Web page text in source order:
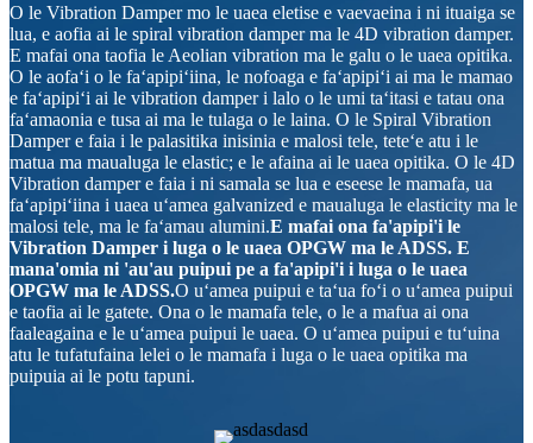
O le Vibration Damper mo le uaea eletise e vaevaeina i ni ituaiga se
lua, e aofia ai le spiral vibration damper ma le 4D vibration damper.
E mafai ona taofia le Aeolian vibration ma le galu o le uaea opitika.
O le aofaʻi o le faʻapipiʻiina, le nofoaga e faʻapipiʻi ai ma le mamao
e faʻapipiʻi ai le vibration damper i lalo o le umi taʻitasi e tatau ona
faʻamaonia e tusa ai ma le tulaga o le laina. O le Spiral Vibration
Damper e faia i le palasitika inisinia e malosi tele, teteʻe atu i le
matua ma maualuga le elastic; e le afaina ai le uaea opitika. O le 4D
Vibration damper e faia i ni samala se lua e eseese le mamafa, ua
faʻapipiʻiina i uaea uʻamea galvanized e maualuga le elasticity ma le
malosi tele, ma le faʻamau alumini.E mafai ona fa'apipi'i le
Vibration Damper i luga o le uaea OPGW ma le ADSS. E
mana'omia ni 'au'au puipui pe a fa'apipi'i i luga o le uaea
OPGW ma le ADSS.O uʻamea puipui e taʻua foʻi o uʻamea puipui
e taofia ai le gatete. Ona o le mamafa tele, o le a mafua ai ona
faaleagaina e le uʻamea puipui le uaea. O uʻamea puipui e tuʻuina
atu le tufatufaina lelei o le mamafa i luga o le uaea opitika ma
puipuia ai le potu tapuni.